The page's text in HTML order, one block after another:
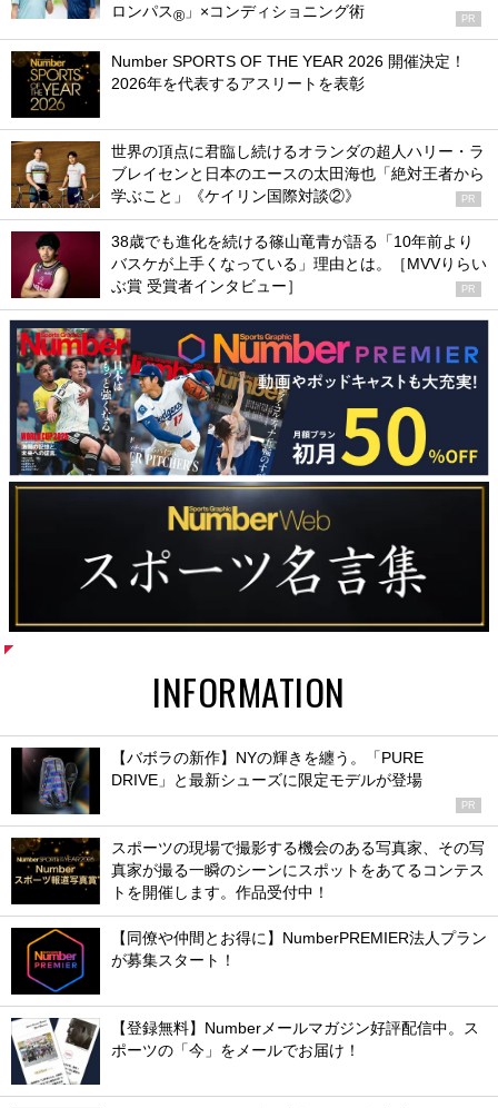
ロンパス® 」×コンディショニング術 PR
Number SPORTS OF THE YEAR 2026 開催決定！
2026年を代表するアスリートを表彰
世界の頂点に君臨し続けるオランダの超人ハリー・ラ
ブレイセンと日本のエースの太田海也「絶対王者から
学ぶこと」《ケイリン国際対談②》
PR
38歳でも進化を続ける篠山竜青が語る「10年前より
バスケが上手くなっている」理由とは。［MVVりらい
ぶ賞 受賞者インタビュー］
PR
INFORMATION
【バボラの新作】NYの輝きを纏う。「PURE
DRIVE」と最新シューズに限定モデルが登場
PR
スポーツの現場で撮影する機会のある写真家、その写
真家が撮る一瞬のシーンにスポットをあてるコンテス
トを開催します。作品受付中！
【同僚や仲間とお得に】NumberPREMIER法人プラン
が募集スタート！
【登録無料】Numberメールマガジン好評配信中。ス
ポーツの「今」をメールでお届け！